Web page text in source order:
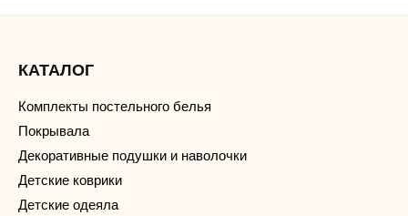
КАТАЛОГ
Комплекты постельного белья
Покрывала
Декоративные подушки и наволочки
Детские коврики
Детские одеяла